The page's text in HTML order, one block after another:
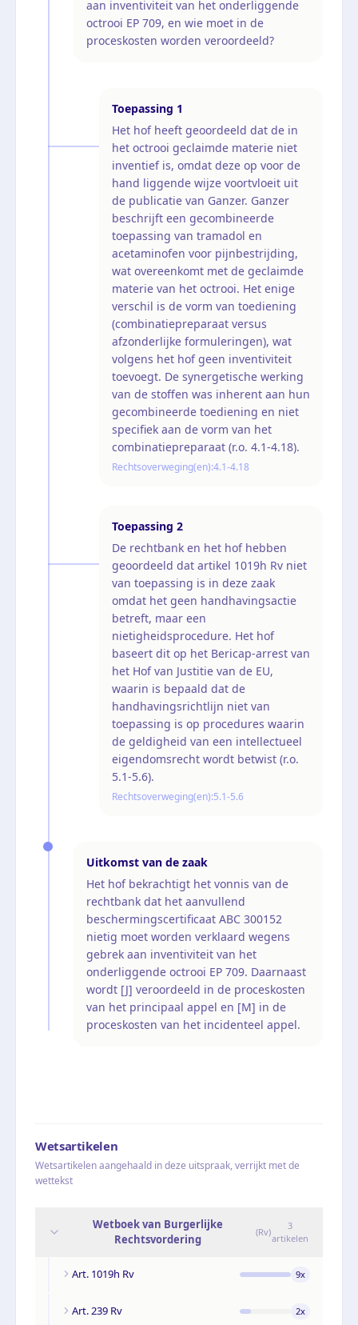
aan inventiviteit van het onderliggende
octrooi EP 709, en wie moet in de
proceskosten worden veroordeeld?
Toepassing 1
Het hof heeft geoordeeld dat de in
het octrooi geclaimde materie niet
inventief is, omdat deze op voor de
hand liggende wijze voortvloeit uit
de publicatie van Ganzer. Ganzer
beschrijft een gecombineerde
toepassing van tramadol en
acetaminofen voor pijnbestrijding,
wat overeenkomt met de geclaimde
materie van het octrooi. Het enige
verschil is de vorm van toediening
(combinatiepreparaat versus
afzonderlijke formuleringen), wat
volgens het hof geen inventiviteit
toevoegt. De synergetische werking
van de stoffen was inherent aan hun
gecombineerde toediening en niet
specifiek aan de vorm van het
combinatiepreparaat (r.o. 4.1-4.18).
Rechtsoverweging(en):4.1-4.18
Toepassing 2
De rechtbank en het hof hebben
geoordeeld dat artikel 1019h Rv niet
van toepassing is in deze zaak
omdat het geen handhavingsactie
betreft, maar een
nietigheidsprocedure. Het hof
baseert dit op het Bericap-arrest van
het Hof van Justitie van de EU,
waarin is bepaald dat de
handhavingsrichtlijn niet van
toepassing is op procedures waarin
de geldigheid van een intellectueel
eigendomsrecht wordt betwist (r.o.
5.1-5.6).
Rechtsoverweging(en):5.1-5.6
Uitkomst van de zaak
Het hof bekrachtigt het vonnis van de
rechtbank dat het aanvullend
beschermingscertificaat ABC 300152
nietig moet worden verklaard wegens
gebrek aan inventiviteit van het
onderliggende octrooi EP 709. Daarnaast
wordt [J] veroordeeld in de proceskosten
van het principaal appel en [M] in de
proceskosten van het incidenteel appel.
Wetsartikelen
Wetsartikelen aangehaald in deze uitspraak, verrijkt met de
wettekst
Wetboek van Burgerlijke
Rechtsvordering
(Rv)
3
artikelen
Art. 1019h Rv 9x
Art. 239 Rv 2x